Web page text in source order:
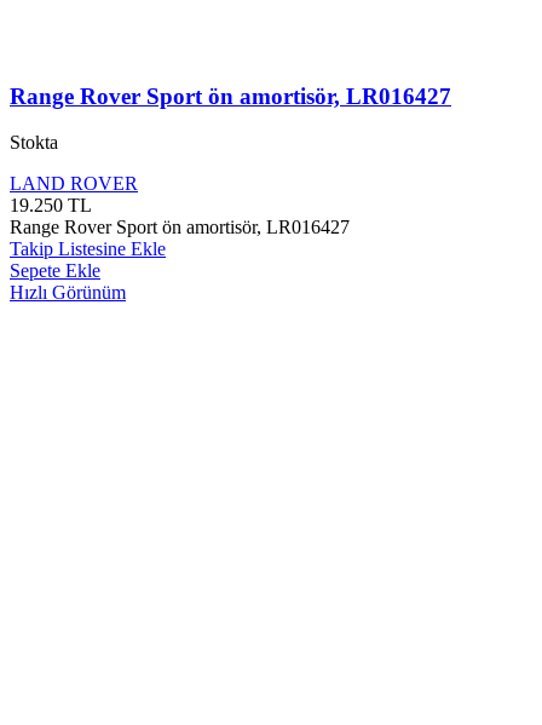
Range Rover Sport ön amortisör, LR016427
Stokta
LAND ROVER
19.250 TL
Range Rover Sport ön amortisör, LR016427
Takip Listesine Ekle
Sepete Ekle
Hızlı Görünüm